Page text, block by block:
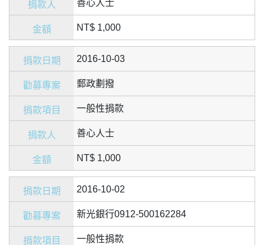
善心人士
NT$ 1,000
2016-10-03
郵政劃撥
一般性捐款
善心人士
NT$ 1,000
2016-10-02
新光銀行0912-500162284
一般性捐款